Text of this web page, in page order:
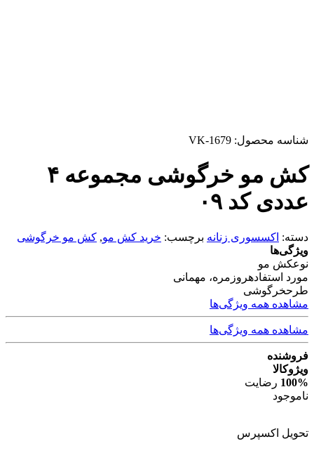
شناسه محصول: VK-1679
کش مو خرگوشی مجموعه ۴
عددی کد ۰۹
دسته: اکسسوری زنانه برچسب: خرید کش مو, کش مو خرگوشی
ویژگی‌ها
نوعکش مو
مورد استفادهروزمره، مهمانی
طرحخرگوشی
مشاهده همه ویژگی‌ها
مشاهده همه ویژگی‌ها
فروشنده
ویژوکالا
100% رضایت
ناموجود
تحویل اکسپرس